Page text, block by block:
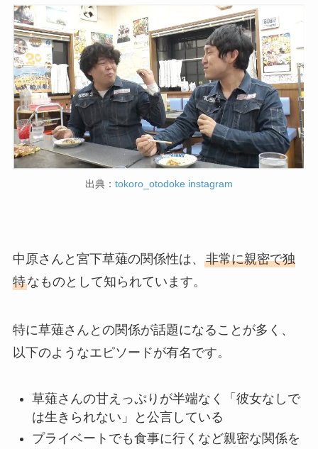
出典： tokoro_otodoke instagram
中原さんと宮下草薙の関係性は、 非常に親密で独
特なものとして知られています。
特に草薙さんとの関係が話題になることが多く、
以下のようなエピソードが有名です。
草薙さんの甘えっぷりが半端なく「彼女なしで
は生きられない」と公言している
プライベートでも食事に行くなど親密な関係を